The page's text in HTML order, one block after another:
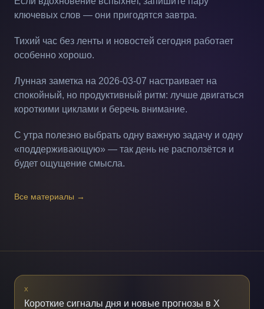
ключевых слов — они пригодятся завтра.
Тихий час без ленты и новостей сегодня работает
особенно хорошо.
Лунная заметка на 2026-03-07 настраивает на
спокойный, но продуктивный ритм: лучше двигаться
короткими циклами и беречь внимание.
С утра полезно выбрать одну важную задачу и одну
«поддерживающую» — так день не расползётся и
будет ощущение смысла.
Все материалы →
X
Короткие сигналы дня и новые прогнозы в X